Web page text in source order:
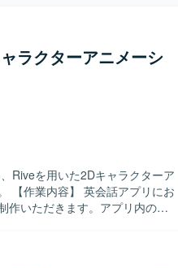
ラクターアニメーシ
Riveを用いた2Dキャラクターア
作いただきます。アプリ内の会